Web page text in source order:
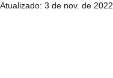
Atualizado: 3 de nov. de 2022